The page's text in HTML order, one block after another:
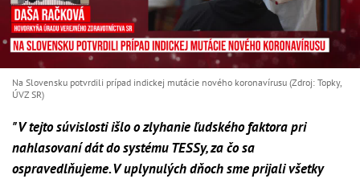
Na Slovensku potvrdili prípad indickej mutácie nového koronavírusu​ (Zdroj: Topky,
ÚVZ SR)
"V tejto súvislosti išlo o zlyhanie ľudského faktora pri
nahlasovaní dát do systému TESSy, za čo sa
ospravedlňujeme. V uplynulých dňoch sme prijali všetky